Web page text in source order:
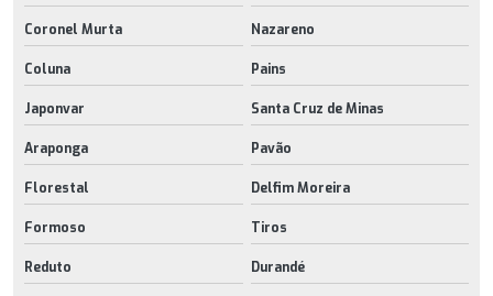
Coronel Murta Nazareno
Coluna Pains
Japonvar Santa Cruz de Minas
Araponga Pavão
Florestal Delfim Moreira
Formoso Tiros
Reduto Durandé